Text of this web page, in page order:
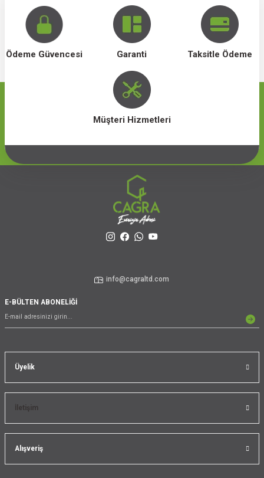
Ödeme Güvencesi Garanti Taksitle Ödeme
Müşteri Hizmetleri
Üyelik
İletişim
Alışveriş
info@cagraltd.com
E-BÜLTEN ABONELİĞİ